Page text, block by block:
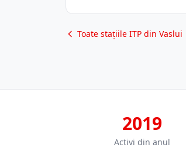
Toate stațiile ITP din Vaslui
2019
Activi din anul